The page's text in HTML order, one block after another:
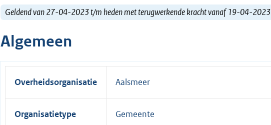
Geldend van 27-04-2023 t/m heden met terugwerkende kracht vanaf 19-04-2023
Algemeen
Overheidsorganisatie Aalsmeer
Organisatietype Gemeente